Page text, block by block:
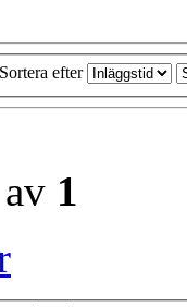
Sortera efter
av 1